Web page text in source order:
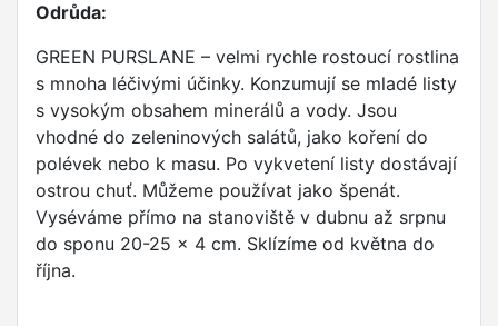
Odrůda:
GREEN PURSLANE – velmi rychle rostoucí rostlina
s mnoha léčivými účinky. Konzumují se mladé listy
s vysokým obsahem minerálů a vody. Jsou
vhodné do zeleninových salátů, jako koření do
polévek nebo k masu. Po vykvetení listy dostávají
ostrou chuť. Můžeme používat jako špenát.
Vyséváme přímo na stanoviště v dubnu až srpnu
do sponu 20-25 x 4 cm. Sklízíme od května do
října.